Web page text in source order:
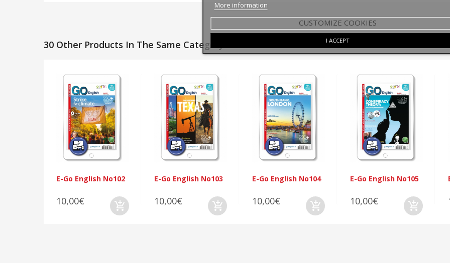
30 Other Products In The Same Category:
E-Go English No102
10,00€
E-Go English No103
10,00€
E-Go English No104
10,00€
E-Go English No105
10,00€
More information
CUSTOMIZE COOKIES
I ACCEPT